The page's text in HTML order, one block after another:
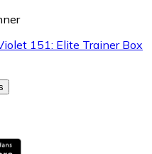
151: Elite Trainer Box